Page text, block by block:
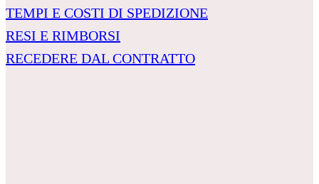
TEMPI E COSTI DI SPEDIZIONE
RESI E RIMBORSI
RECEDERE DAL CONTRATTO